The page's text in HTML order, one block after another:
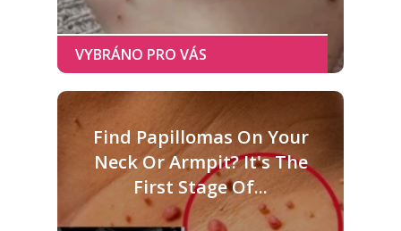
Find Papillomas On Your
Neck Or Armpit? It's The
First Stage Of...